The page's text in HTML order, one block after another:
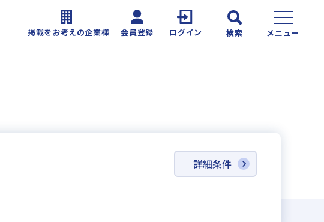
掲載をお考えの企業様 会員登録 ログイン 検索 メニュー
詳細条件